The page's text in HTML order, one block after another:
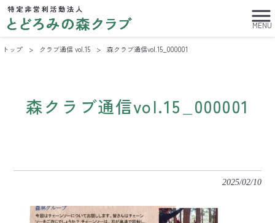
MENU
トップ > クラブ通信 vol.15 > 森クラブ通信vol.15_000001
森クラブ通信vol.15_000001
2025/02/10